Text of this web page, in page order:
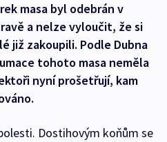
masa byl odebrán v
a nelze vyloučit, že si
již zakoupili. Podle Dubna
tohoto masa neměla
nyní prošetřují, kam
Dostihovým koňům se